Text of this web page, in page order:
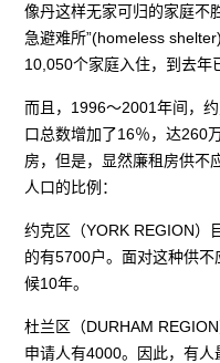
像丹这样无家可归的家庭不
急避难所”(homeless
10,050个家庭入住，到去年
而且，1996～2001年间，
口总数增加了16％，达260
房，但是，显然廉租房供不
人口的比例：
约克区（YORK REGION）
的有5700户。面对这种供
候10年。
杜兰区（DURHAM
申请人有4000。因此，有人